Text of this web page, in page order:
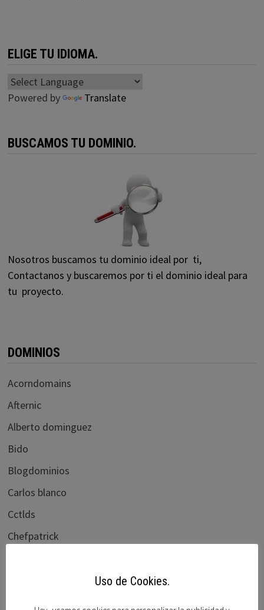
ELIGE TU IDIOMA.
Powered by Translate
BUSCAMOS TU DOMINIO.
Nosotros buscamos tu dominio ideal por ti,
Contactanos y buscaremos por ti el dominio ideal para
tu proyecto.
DOMINIOS
Acorndomains
Afternic
Alberto dominguez
Bido
Blogdominios
Carlos blanco
Cctlds
Chefpatrick
Uso de Cookies.